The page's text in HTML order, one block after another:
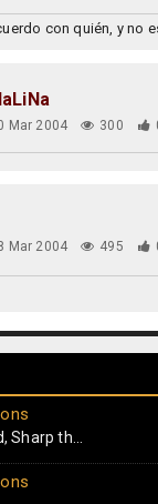
con quién, y no
Mar 2004 300
Mar 2004 495
Sharp th...